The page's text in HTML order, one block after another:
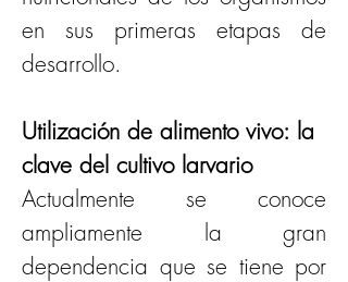
en sus primeras etapas de
desarrollo.
Utilización de alimento vivo: la
clave del cultivo larvario
Actualmente se conoce
ampliamente la gran
dependencia que se tiene por